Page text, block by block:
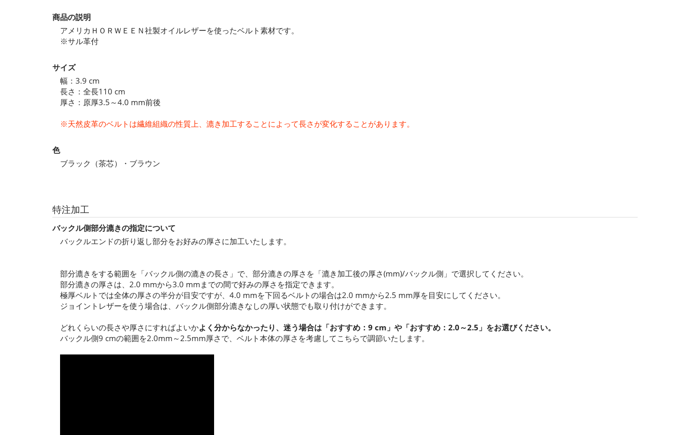
商品の説明
アメリカＨＯＲＷＥＥＮ社製オイルレザーを使ったベルト素材です。
※サル革付
サイズ
幅：3.9 cm
長さ：全長110 cm
厚さ：原厚3.5～4.0 mm前後
※天然皮革のベルトは繊維組織の性質上、漉き加工することによって長さが変化することがあります。
色
ブラック（茶芯）・ブラウン
特注加工
バックル側部分漉きの指定について
バックルエンドの折り返し部分をお好みの厚さに加工いたします。
部分漉きをする範囲を「バックル側の漉きの長さ」で、部分漉きの厚さを「漉き加工後の厚さ(mm)/バックル側」で選択してください。
部分漉きの厚さは、2.0 mmから3.0 mmまでの間で好みの厚さを指定できます。
極厚ベルトでは全体の厚さの半分が目安ですが、4.0 mmを下回るベルトの場合は2.0 mmから2.5 mm厚を目安にしてください。
ジョイントレザーを使う場合は、バックル側部分漉きなしの厚い状態でも取り付けができます。
どれくらいの長さや厚さにすればよいかよく分からなかったり、迷う場合は「おすすめ：9 cm」や「おすすめ：2.0～2.5」をお選びください。
バックル側9 cmの範囲を2.0mm～2.5mm厚さで、ベルト本体の厚さを考慮してこちらで調節いたします。